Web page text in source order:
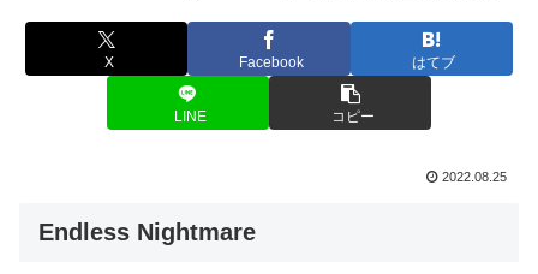
X Facebook はてブ
LINE コピー
2022.08.25
Endless Nightmare